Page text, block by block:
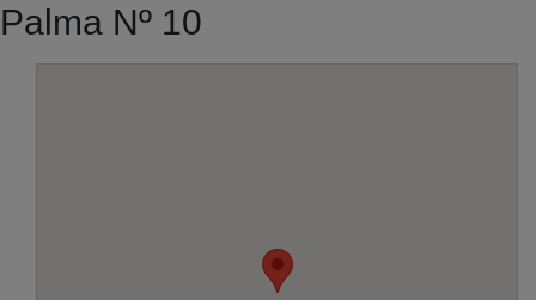
Palma Nº 10